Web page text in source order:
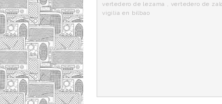
vertedero de lezama , vertedero de
vigilia en bilbao